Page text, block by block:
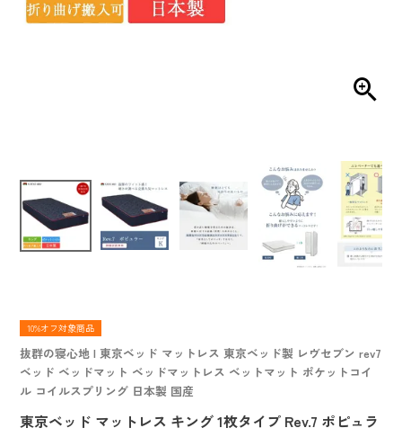
10%オフ対象商品
抜群の寝心地 | 東京ベッド マットレス 東京ベッド製 レヴセブン rev7
ベッド ベッドマット ベッドマットレス ベットマット ポケットコイ
ル コイルスプリング 日本製 国産
東京ベッド マットレス キング 1枚タイプ Rev.7 ポピュラ